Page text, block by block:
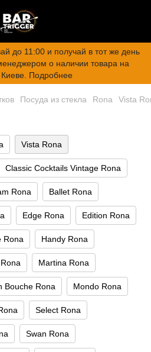
до 11:00 и получай в тот же день
о наличии товара на
Киеве. Подробнее
Посуда из стекла Rona Vista
Vista Rona
Classic Cocktails Vintage Rona
Rona Ballet Rona
Edge Rona Edition Rona
Rona Handy Rona
Martina Rona
Bouche Rona Mondo Rona
Select Rona
Swan Rona